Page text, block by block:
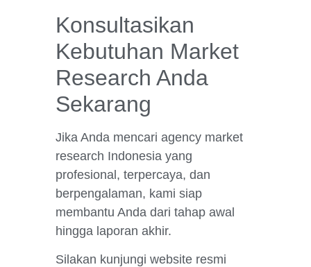
Konsultasikan
Kebutuhan Market
Research Anda
Sekarang
Jika Anda mencari agency market
research Indonesia yang
profesional, terpercaya, dan
berpengalaman, kami siap
membantu Anda dari tahap awal
hingga laporan akhir.
Silakan kunjungi website resmi